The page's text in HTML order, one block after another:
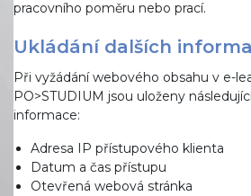
pracovního poměru nebo prací.
Ukládání dalších
Při vyžádání webového obsahu v e-
PO>STUDIUM jsou uloženy
informace:
Adresa IP přístupového klienta
Datum a čas přístupu
Otevřená webová stránka